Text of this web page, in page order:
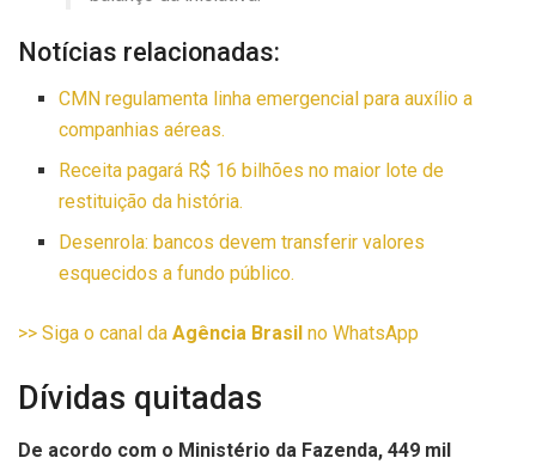
Notícias relacionadas:
CMN regulamenta linha emergencial para auxílio a
companhias aéreas.
Receita pagará R$ 16 bilhões no maior lote de
restituição da história.
Desenrola: bancos devem transferir valores
esquecidos a fundo público.
>> Siga o canal da Agência Brasil no WhatsApp
Dívidas quitadas
De acordo com o Ministério da Fazenda, 449 mil